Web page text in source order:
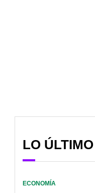
LO ÚLTIMO
ECONOMÍA